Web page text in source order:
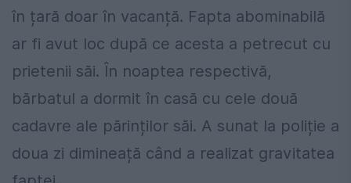
în țară doar în vacanță. Fapta abominabilă
ar fi avut loc după ce acesta a petrecut cu
prietenii săi. În noaptea respectivă,
bărbatul a dormit în casă cu cele două
cadavre ale părinților săi. A sunat la poliție a
doua zi dimineață când a realizat gravitatea